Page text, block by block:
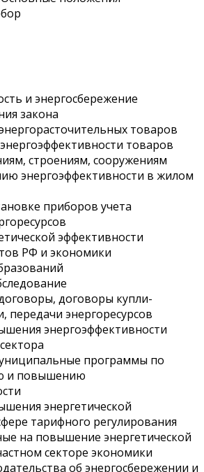
и энергосбережение
закона
товаров
товаров
строениям, сооружениям
энергоэффективности в жилом
приборов учета
эффективности
РФ и экономики
договоры купли-
передачи энергоресурсов
энергоэффективности
программы по
и повышению
энергетической
тарифного регулирования
на повышение энергетической
секторе экономики
об энергосбережении и